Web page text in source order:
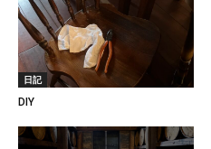
日記
DIY